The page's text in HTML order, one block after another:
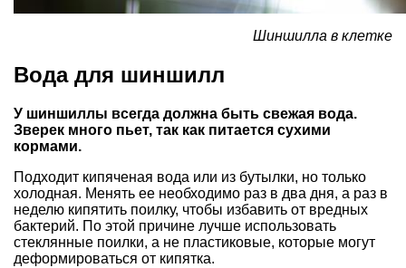
Шиншилла в клетке
Вода для шиншилл
У шиншиллы всегда должна быть свежая вода.
Зверек много пьет, так как питается сухими
кормами.
Подходит кипяченая вода или из бутылки, но только
холодная. Менять ее необходимо раз в два дня, а раз в
неделю кипятить поилку, чтобы избавить от вредных
бактерий. По этой причине лучше использовать
стеклянные поилки, а не пластиковые, которые могут
деформироваться от кипятка.